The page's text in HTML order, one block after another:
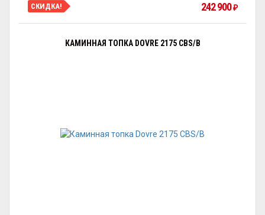
СКИДКА! 242 900 ₽
КАМИННАЯ ТОПКА DOVRE 2175 CBS/B